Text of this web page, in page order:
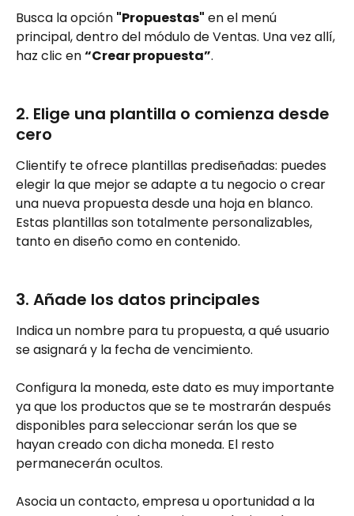
Busca la opción "Propuestas" en el menú
principal, dentro del módulo de Ventas. Una vez allí,
haz clic en “Crear propuesta”.
2. Elige una plantilla o comienza desde
cero
Clientify te ofrece plantillas prediseñadas: puedes
elegir la que mejor se adapte a tu negocio o crear
una nueva propuesta desde una hoja en blanco.
Estas plantillas son totalmente personalizables,
tanto en diseño como en contenido.
3. Añade los datos principales
Indica un nombre para tu propuesta, a qué usuario
se asignará y la fecha de vencimiento.
Configura la moneda, este dato es muy importante
ya que los productos que se te mostrarán después
disponibles para seleccionar serán los que se
hayan creado con dicha moneda. El resto
permanecerán ocultos.
Asocia un contacto, empresa u oportunidad a la